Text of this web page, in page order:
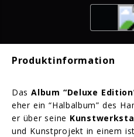
Produktinformation
DasAlbum “Deluxe
eher ein “Halbalbum” des
er über seine
und Kunstprojekt in einem